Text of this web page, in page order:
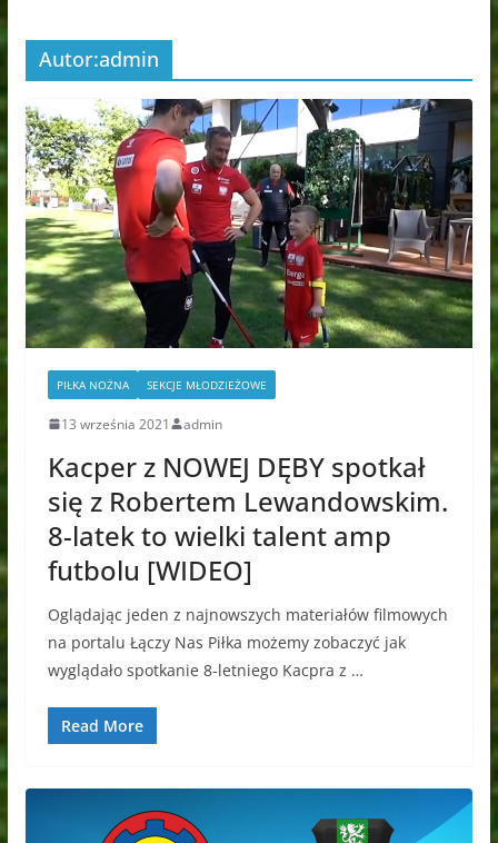
Autor:admin
PIŁKA NOŻNA SEKCJE MŁODZIEŻOWE
13 września 2021 admin
Kacper z NOWEJ DĘBY spotkał
się z Robertem Lewandowskim.
8-latek to wielki talent amp
futbolu [WIDEO]
Oglądając jeden z najnowszych materiałów filmowych
na portalu Łączy Nas Piłka możemy zobaczyć jak
wyglądało spotkanie 8-letniego Kacpra z …
Read More